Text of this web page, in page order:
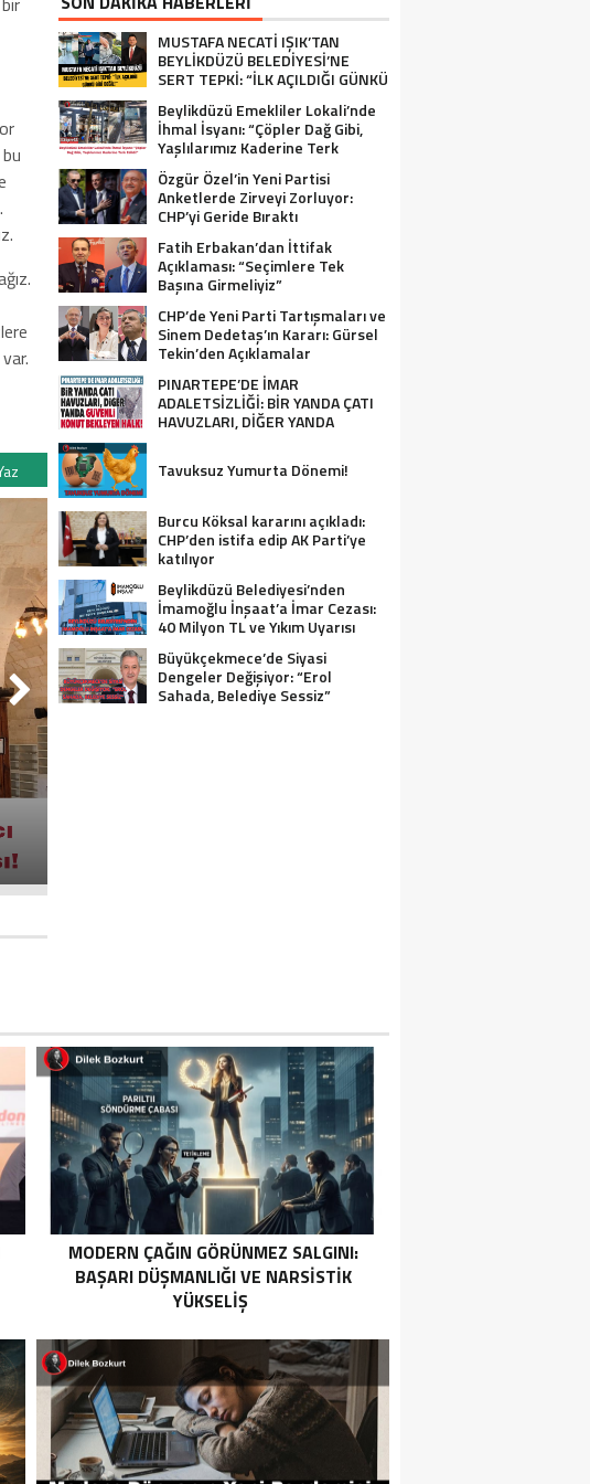
MUSTAFA NECATİ IŞIK’TAN
BEYLİKDÜZÜ BELEDİYESİ’NE
SERT TEPKİ: “İLK AÇILDIĞI GÜNKÜ
Beylikdüzü Emekliler Lokali’nde
İhmal İsyanı: “Çöpler Dağ Gibi,
Yaşlılarımız Kaderine Terk
Edildi!”
Özgür Özel’in Yeni Partisi
Anketlerde Zirveyi Zorluyor:
CHP’yi Geride Bıraktı
Fatih Erbakan’dan İttifak
Açıklaması: “Seçimlere Tek
Başına Girmeliyiz”
CHP’de Yeni Parti Tartışmaları ve
Sinem Dedetaş’ın Kararı: Gürsel
Tekin’den Açıklamalar
PINARTEPE’DE İMAR
ADALETSİZLİĞİ: BİR YANDA ÇATI
HAVUZLARI, DİĞER YANDA
Tavuksuz Yumurta Dönemi!
Burcu Köksal kararını açıkladı:
CHP’den istifa edip AK Parti’ye
katılıyor
Beylikdüzü Belediyesi’nden
İmamoğlu İnşaat’a İmar Cezası:
40 Milyon TL ve Yıkım Uyarısı
Büyükçekmece’de Siyasi
Dengeler Değişiyor: “Erol
Sahada, Belediye Sessiz”
MODERN ÇAĞIN GÖRÜNMEZ SALGINI:
BAŞARI DÜŞMANLIĞI VE NARSISTIK
YÜKSELIŞ